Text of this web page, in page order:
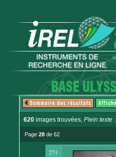
620 images trouvées, Plein texte :
Page 28 de 62
271